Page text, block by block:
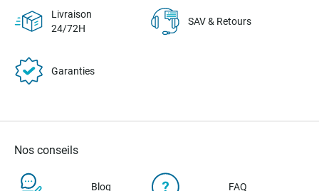
Livraison
24/72H
SAV & Retours
Garanties
Nos conseils
Blog FAQ